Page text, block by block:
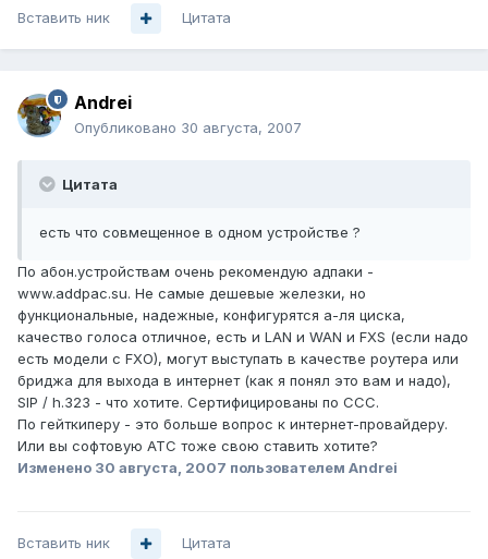
Вставить ник Цитата
Andrei
Опубликовано 30 августа, 2007
Цитата
есть что совмещенное в одном устройстве ?
По абон.устройствам очень рекомендую адпаки -
www.addpac.su. Не самые дешевые железки, но
функциональные, надежные, конфигурятся а-ля циска,
качество голоса отличное, есть и LAN и WAN и FXS (если надо
есть модели с FXO), могут выступать в качестве роутера или
бриджа для выхода в интернет (как я понял это вам и надо),
SIP / h.323 - что хотите. Сертифицированы по ССС.
По гейткиперу - это больше вопрос к интернет-провайдеру.
Или вы софтовую АТС тоже свою ставить хотите?
Изменено 30 августа, 2007 пользователем Andrei
Вставить ник Цитата